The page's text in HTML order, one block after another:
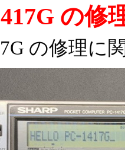
の修
の修理に